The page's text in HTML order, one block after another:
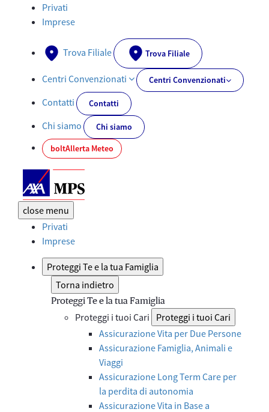
Documenti PRIIPs - AXA-MPS.IT
Privati
Imprese
Trova Filiale Trova Filiale
Centri Convenzionati Centri Convenzionati
Contatti Contatti
Chi siamo
Chi siamo
boltAllerta Meteo
close menu
Privati
Imprese
Proteggi Te e la tua Famiglia
Torna indietro
Proteggi Te e la tua Famiglia
Proteggi i tuoi Cari
Proteggi i tuoi Cari
Assicurazione Vita per Due Persone
Assicurazione Famiglia, Animali e
Viaggi
Assicurazione Long Term Care per
la perdita di autonomia
Assicurazione Vita in Base a